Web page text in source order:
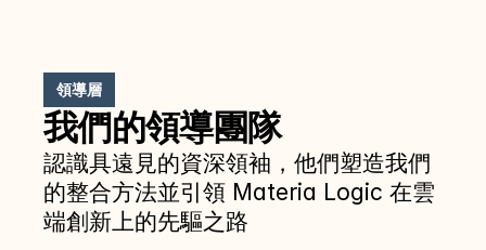
領導層
我們的領導團隊
認識具遠見的資深領袖，他們塑造我們
的整合方法並引領 Materia Logic 在雲
端創新上的先驅之路